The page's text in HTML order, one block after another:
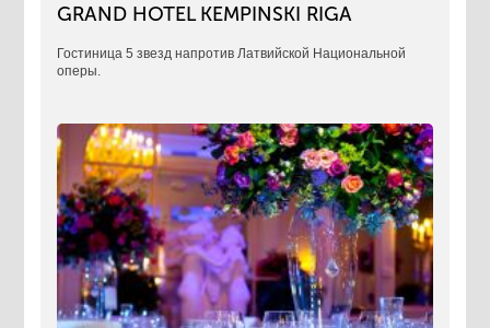
GRAND HOTEL KEMPINSKI RIGA
Гостиница 5 звезд напротив Латвийской Национальной
оперы.